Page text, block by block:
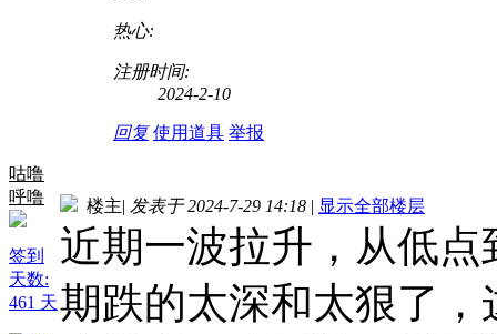
热心:
注册时间:
2024-2-10
回复 使用道具 举报
咕噜
呼噜
签到
天数:
461 天
楼主| 发表于 2024-7-29 14:18 | 显示全部楼层
近期一波拉升，从低
期跌的太深和太狠了